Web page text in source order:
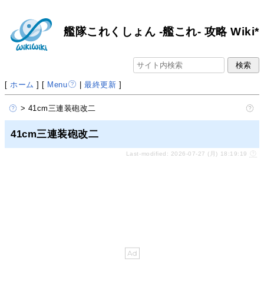
艦隊これくしょん -艦これ- 攻略 Wiki*
[ ホーム ] [ Menu |最終更新 ]
> 41cm三連装砲改二
41cm三連装砲改二
Last-modified: 2026-07-27 (月) 18:19:19